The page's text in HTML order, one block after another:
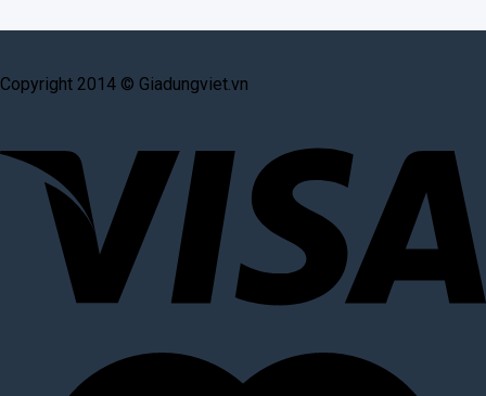
Copyright 2014 © Giadungviet.vn